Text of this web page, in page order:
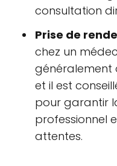
consultation
Prise de
chez un
généralement
et il est
pour garantir
professionnel
attentes.